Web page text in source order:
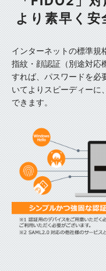
より素早く
インターネットの標準規
指紋・顔認証（別途対応
すれば、 パスワードを必
いてよりスピーディーに
できます。